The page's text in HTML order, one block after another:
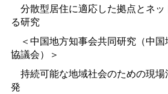
分散型居住に適応した拠点とネッ
る研究
＜中国地方知事会共同研究（中
協議会）＞
持続可能な地域社会のための現場
発